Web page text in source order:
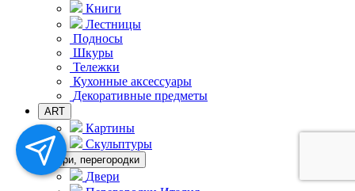
Книги
Лестницы
Подносы
Шкуры
Тележки
Кухонные аксессуары
Декоративные предметы
ART
Картины
Скульптуры
Двери, перегородки
Двери